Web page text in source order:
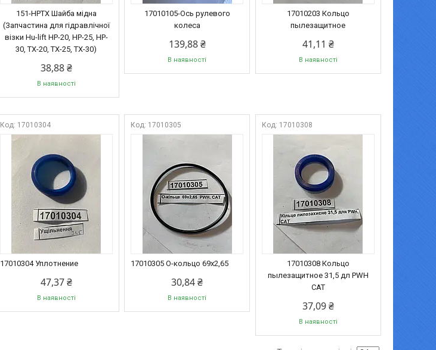
151-HPTX Шайба мідна
(Запчастина для гідравлічної
візки Hu-lift HP-20, HP-25, HP-
30, TX-20, TX-25, TX-30)
38,88 ₴
В наявності
17010105-Ось рулевого
колеса
139,88 ₴
В наявності
17010203 Кольцо
пылезащитное
41,11 ₴
В наявності
17010304
17010304 Уплотнение
47,37 ₴
В наявності
17010305
17010305 О-кольцо 69х2,65
30,84 ₴
В наявності
17010308
17010308 Кольцо
пылезащитное 31,5 дл PWH
CAT
37,09 ₴
В наявності